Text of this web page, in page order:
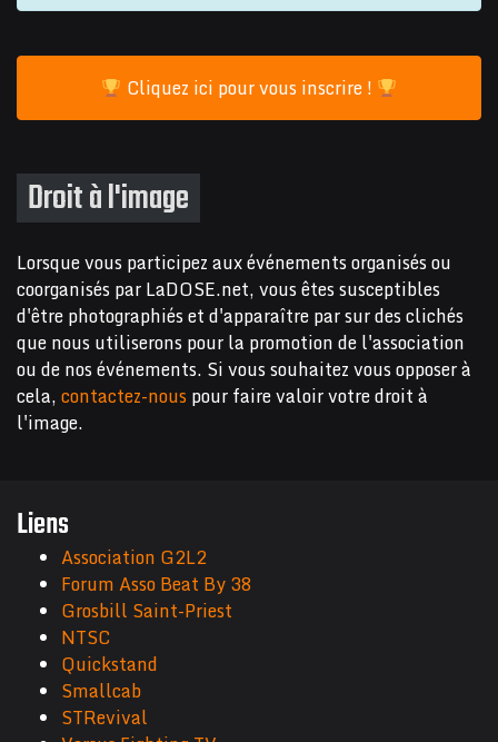
Cliquez ici pour vous inscrire !
Droit à l'image
Lorsque vous participez aux événements organisés ou
coorganisés par LaDOSE.net, vous êtes susceptibles
d'être photographiés et d'apparaître par sur des clichés
que nous utiliserons pour la promotion de l'association
ou de nos événements. Si vous souhaitez vous opposer à
cela,contactez-nouspour faire valoir votre droit à
l'image.
Liens
Association G2L2
Forum Asso Beat By 38
Grosbill Saint-Priest
NTSC
Quickstand
Smallcab
STRevival